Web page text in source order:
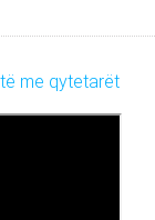
me qytetarët